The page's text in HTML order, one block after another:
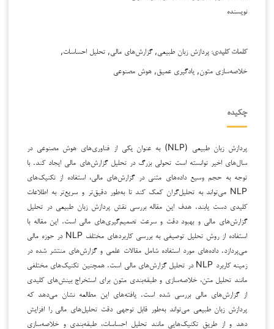
نویسنده
کلمات کلیدی: پردازش زبان طبیعی, گزارش‌های مالی, تحلیل احساسات,
خلاصه‌سازی متون, یادگیری عمیق, هوش مصنوعی
چکیده
پردازش زبان طبیعی (NLP) به عنوان یکی از فناوری‌های هوش مصنوعی در
سال‌های اخیر توانسته است تحولی بزرگ در تحلیل گزارش‌های مالی ایجاد کند. با
توجه به حجم وسیع داده‌های متنی در گزارش‌های مالی، استفاده از تکنیک‌های
NLP می‌تواند به تحلیل‌گران کمک کند تا به‌طور دقیق‌تر و سریع‌تر به اطلاعات
کلیدی دست یابند. هدف این مقاله بررسی نقش پردازش زبان طبیعی در تحلیل
گزارش‌های مالی و بهبود دقت و سرعت تصمیم‌گیری‌های مالی است. این مقاله با
استفاده از روش تحلیل توصیفی به بررسی کاربردهای مختلف NLP در حوزه مالی
می‌پردازد. داده‌های مورد استفاده شامل مقالات علمی و گزارش‌های منتشر شده در
زمینه کاربرد NLP در تحلیل گزارش‌های مالی است. همچنین تکنیک‌های مختلفی
مانند تحلیل متن، خلاصه‌سازی و طبقه‌بندی متون برای استخراج بینش‌های کلیدی
از گزارش‌های مالی بررسی شده است. یافته‌های این مطالعه نشان می‌دهد که
پردازش زبان طبیعی می‌تواند به‌طور قابل توجهی دقت تحلیل‌های مالی را افزایش
دهد و از طریق تکنیک‌هایی مانند تحلیل احساسات، طبقه‌بندی و خلاصه‌سازی